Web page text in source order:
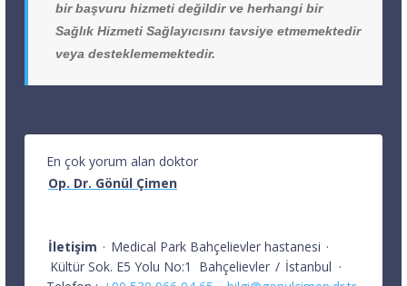
bir başvuru hizmeti değildir ve herhangi bir
Sağlık Hizmeti Sağlayıcısını tavsiye etmemektedir
veya desteklememektedir.
En çok yorum alan doktor
Op. Dr. Gönül Çimen
İletişim · Medical Park Bahçelievler hastanesi ·
Kültür Sok. E5 Yolu No:1
Bahçelievler / İstanbul ·